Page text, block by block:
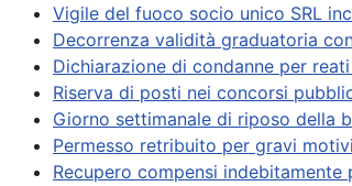
Vigile del fuoco socio unico SRL
Decorrenza validità graduatoria
Dichiarazione di condanne per
Riserva di posti nei concorsi
Giorno settimanale di riposo della
Permesso retribuito per gravi
Recupero compensi